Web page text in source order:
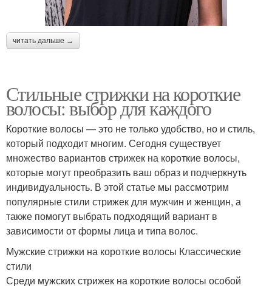
читать дальше →
Стильные стрижки на короткие
волосы: выбор для каждого
Короткие волосы — это не только удобство, но и стиль,
который подходит многим. Сегодня существует
множество вариантов стрижек на короткие волосы,
которые могут преобразить ваш образ и подчеркнуть
индивидуальность. В этой статье мы рассмотрим
популярные стили стрижек для мужчин и женщин, а
также помогут выбрать подходящий вариант в
зависимости от формы лица и типа волос.
Мужские стрижки на короткие волосы Классические
стили
Среди мужских стрижек на короткие волосы особой